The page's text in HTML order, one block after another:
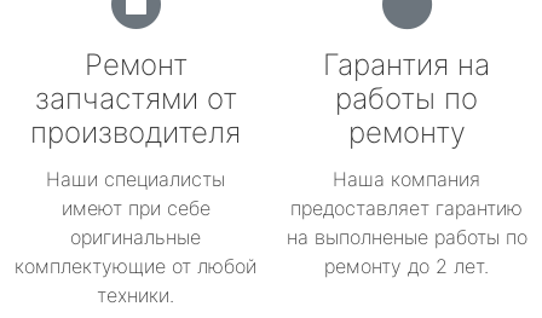
Ремонт
запчастями от
производителя
Наши специалисты
имеют при себе
оригинальные
комплектующие от любой
техники.
Гарантия на
работы по
ремонту
Наша компания
предоставляет гарантию
на выполненые работы по
ремонту до 2 лет.